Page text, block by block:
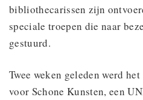
bibliothecarissen zijn
speciale troepen die naar
gestuurd.
Twee weken geleden werd
voor Schone Kunsten, een